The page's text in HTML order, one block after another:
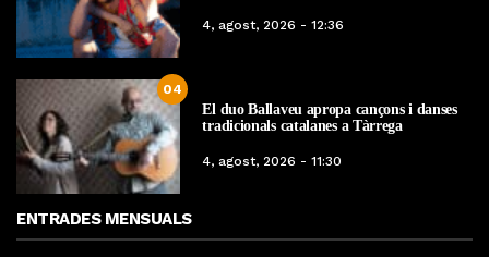
4, agost, 2026 - 12:36
04
El duo Ballaveu apropa cançons i danses
tradicionals catalanes a Tàrrega
4, agost, 2026 - 11:30
ENTRADES MENSUALS